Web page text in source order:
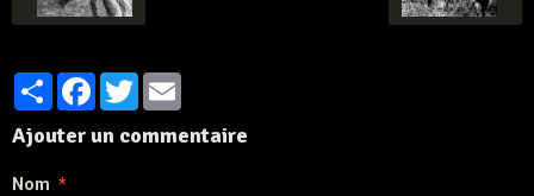
PartagerFacebook
Twitter
Ajouter un commentaire
Nom